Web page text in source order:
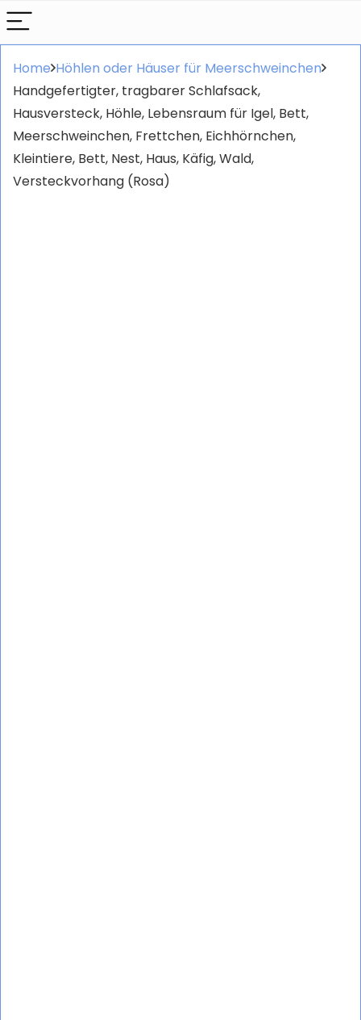
Home Höhlen oder Häuser für Meerschweinchen
Handgefertigter, tragbarer Schlafsack,
Hausversteck, Höhle, Lebensraum für Igel, Bett,
Meerschweinchen, Frettchen, Eichhörnchen,
Kleintiere, Bett, Nest, Haus, Käfig, Wald,
Versteckvorhang (Rosa)